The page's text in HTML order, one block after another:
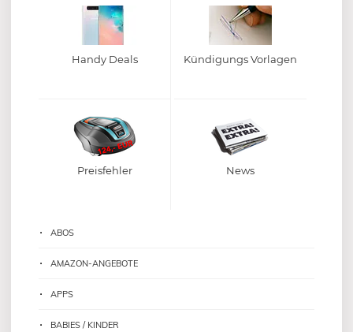
Handy Deals Kündigungs Vorlagen
Preisfehler News
ABOS
AMAZON-ANGEBOTE
APPS
BABIES / KINDER